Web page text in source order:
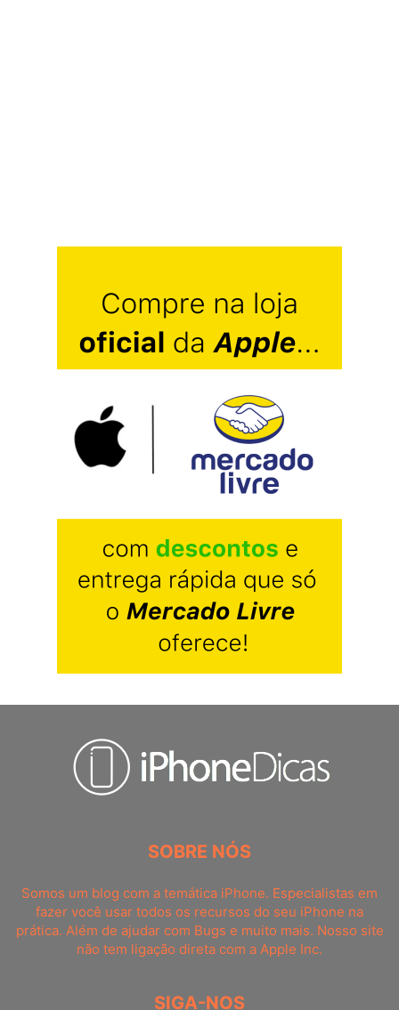
SOBRE NÓS
Somos um blog com a temática iPhone. Especialistas em
fazer você usar todos os recursos do seu iPhone na
prática. Além de ajudar com Bugs e muito mais. Nosso site
não tem ligação direta com a Apple Inc.
SIGA-NOS